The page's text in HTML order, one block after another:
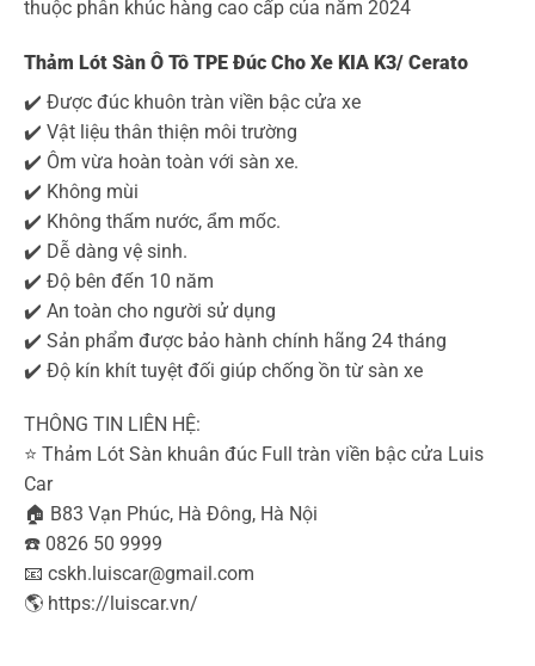
thuộc phân khúc hàng cao cấp của năm 2024
Thảm Lót Sàn Ô Tô TPE Đúc Cho Xe KIA K3/ Cerato
✔️ Được đúc khuôn tràn viền bậc cửa xe
✔️ Vật liệu thân thiện môi trường
✔️ Ôm vừa hoàn toàn với sàn xe.
✔️ Không mùi
✔️ Không thấm nước, ẩm mốc.
✔️ Dễ dàng vệ sinh.
✔️ Độ bên đến 10 năm
✔️ An toàn cho người sử dụng
✔️ Sản phẩm được bảo hành chính hãng 24 tháng
✔️ Độ kín khít tuyệt đối giúp chống ồn từ sàn xe
THÔNG TIN LIÊN HỆ:
⭐️ Thảm Lót Sàn khuân đúc Full tràn viền bậc cửa Luis
Car
🏠 B83 Vạn Phúc, Hà Đông, Hà Nội
☎️ 0826 50 9999
📧 cskh.luiscar@gmail.com
🌎 https://luiscar.vn/